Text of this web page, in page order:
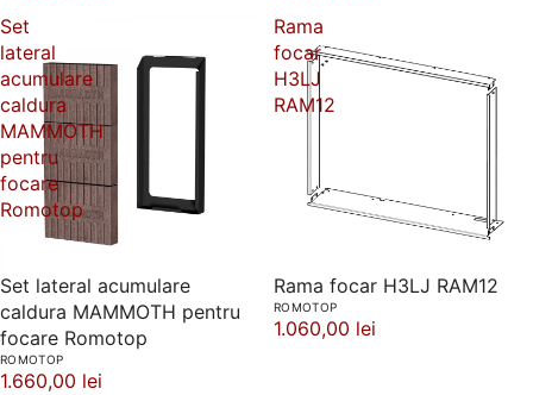
Set
lateral
acumulare
caldura
MAMMOTH
pentru
focare
Romotop
Set lateral acumulare
caldura MAMMOTH pentru
focare Romotop
ROMOTOP
1.660,00 lei
Rama
focar
H3LJ
RAM12
Rama focar H3LJ RAM12
ROMOTOP
1.060,00 lei